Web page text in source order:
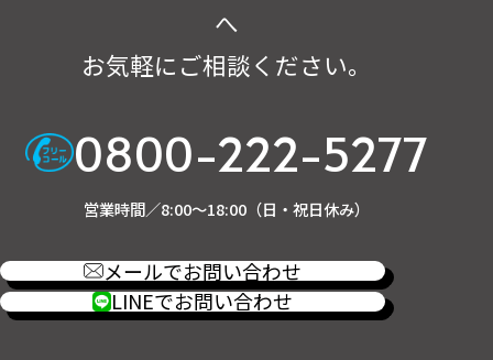
へ
お気軽にご相談ください。
0800-222-5277
営業時間／8:00～18:00（日・祝日休み）
メールでお問い合わせ
LINEでお問い合わせ